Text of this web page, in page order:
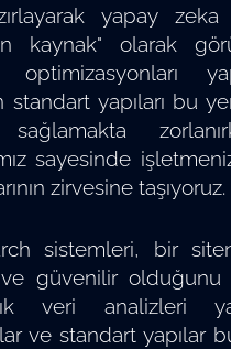
yapay zeka
kaynak" olarak
optimizasyonları
standart yapıları bu
sayesinde
zirvesine taşıyoruz.
sistemleri, bir
güvenilir olduğunu
veri analizleri
ve standart yapılar